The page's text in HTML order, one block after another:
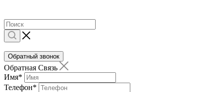
Обратный звонок
Обратная Связь
Имя*
Телефон*